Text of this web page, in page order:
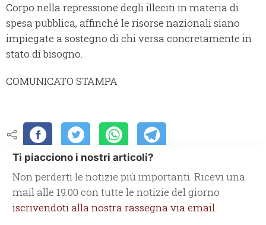
Corpo nella repressione degli illeciti in materia di
spesa pubblica, affinché le risorse nazionali siano
impiegate a sostegno di chi versa concretamente in
stato di bisogno.
COMUNICATO STAMPA
Ti piacciono i nostri articoli?
Non perderti le notizie più importanti. Ricevi una
mail alle 19.00 con tutte le notizie del giorno
iscrivendoti alla nostra rassegna via email.